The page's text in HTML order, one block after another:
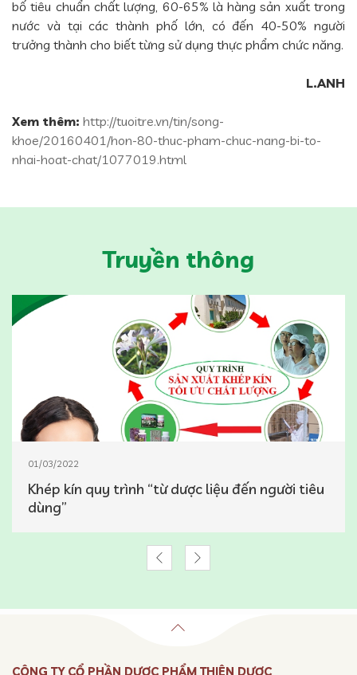
bố tiêu chuẩn chất lượng, 60-65% là hàng sản xuất trong
nước và tại các thành phố lớn, có đến 40-50% người
trưởng thành cho biết từng sử dụng thực phẩm chức năng.
L.ANH
Xem thêm: http://tuoitre.vn/tin/song-
khoe/20160401/hon-80-thuc-pham-chuc-nang-bi-to-
nhai-hoat-chat/1077019.html
Truyền thông
01/03/2022
Khép kín quy trình “từ dược liệu đến người tiêu
dùng”
CÔNG TY CỔ PHẦN DƯỢC PHẨM THIÊN DƯỢC